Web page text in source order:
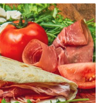
Sardinen erhalten
wie eineofenfrische
Problem, denn
in Riccione nicht